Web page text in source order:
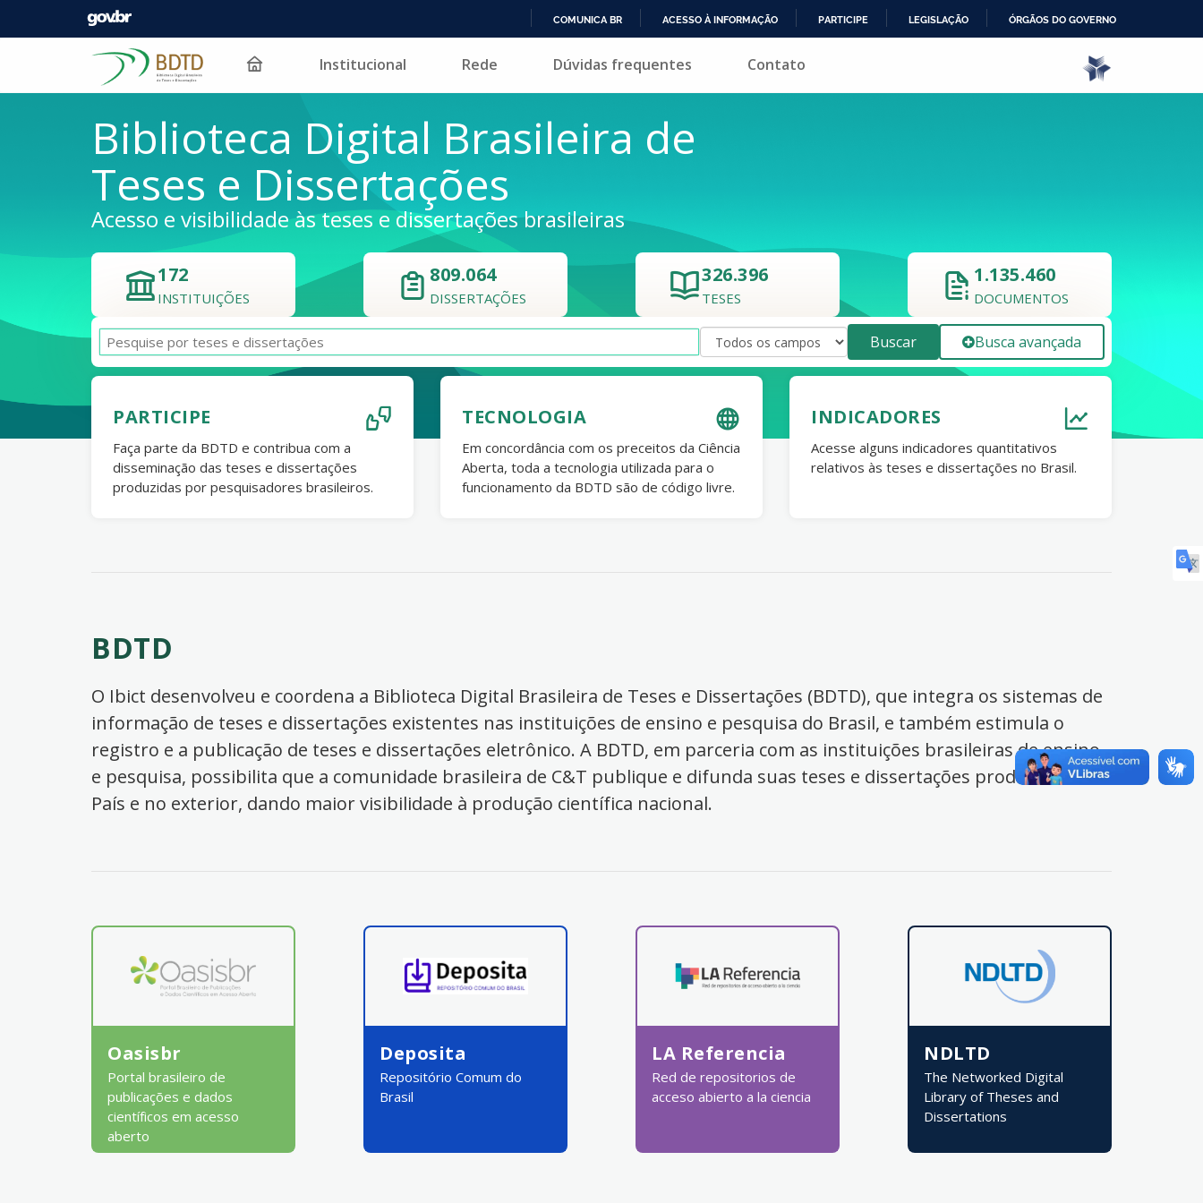
PARA
COMUNICA BR ACESSO À INFORMAÇÃO PARTICIPE LEGISLAÇÃO ÓRGÃOS DO GOVERNO
Pular para o conteúdo Institucional Rede Dúvidas frequentes Contato
Biblioteca Digital Brasileira de
Teses e Dissertações
Acesso e visibilidade às teses e dissertações brasileiras
172
INSTITUIÇÕES
809.064
DISSERTAÇÕES
326.396
TESES
1.135.460
DOCUMENTOS
Buscar Busca avançada
PARTICIPE
Faça parte da BDTD e contribua com a
disseminação das teses e dissertações
produzidas por pesquisadores brasileiros.
TECNOLOGIA
Em concordância com os preceitos da Ciência
Aberta, toda a tecnologia utilizada para o
funcionamento da BDTD são de código livre.
INDICADORES
Acesse alguns indicadores quantitativos
relativos às teses e dissertações no Brasil.
BDTD
O Ibict desenvolveu e coordena a Biblioteca Digital Brasileira de Teses e Dissertações (BDTD), que integra os sistemas de
informação de teses e dissertações existentes nas instituições de ensino e pesquisa do Brasil, e também estimula o
registro e a publicação de teses e dissertações eletrônico. A BDTD, em parceria com as instituições brasileiras de ensino
e pesquisa, possibilita que a comunidade brasileira de C&T publique e difunda suas teses e dissertações produzidas no
País e no exterior, dando maior visibilidade à produção científica nacional.
Oasisbr
Portal brasileiro de
publicações e dados
científicos em acesso
aberto
Deposita
Repositório Comum do
Brasil
LA Referencia
Red de repositorios de
acceso abierto a la ciencia
NDLTD
The Networked Digital
Library of Theses and
Dissertations